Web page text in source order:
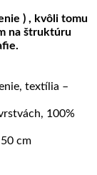
) , kvôli tomu
na štruktúru
textília –
100%
cm